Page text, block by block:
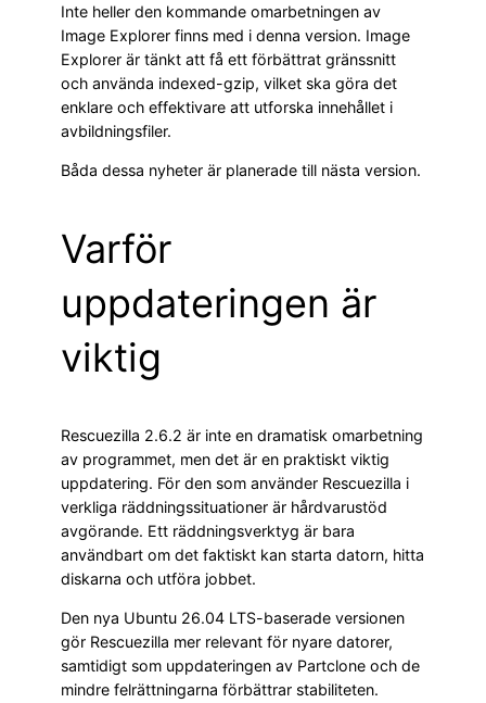
Inte heller den kommande omarbetningen av
Image Explorer finns med i denna version. Image
Explorer är tänkt att få ett förbättrat gränssnitt
och använda indexed-gzip, vilket ska göra det
enklare och effektivare att utforska innehållet i
avbildningsfiler.
Båda dessa nyheter är planerade till nästa version.
Varför
uppdateringen är
viktig
Rescuezilla 2.6.2 är inte en dramatisk omarbetning
av programmet, men det är en praktiskt viktig
uppdatering. För den som använder Rescuezilla i
verkliga räddningssituationer är hårdvarustöd
avgörande. Ett räddningsverktyg är bara
användbart om det faktiskt kan starta datorn, hitta
diskarna och utföra jobbet.
Den nya Ubuntu 26.04 LTS-baserade versionen
gör Rescuezilla mer relevant för nyare datorer,
samtidigt som uppdateringen av Partclone och de
mindre felrättningarna förbättrar stabiliteten.